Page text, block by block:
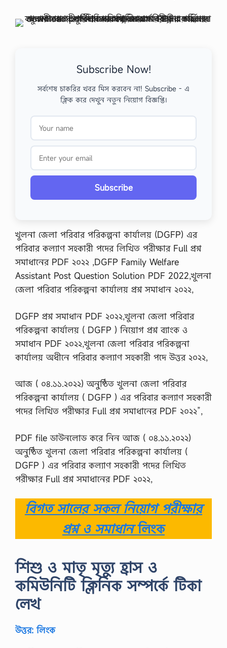
Subscribe Now!
সর্বশেষ চাকরির খবর মিস করবেন না! Subscribe - এ
ক্লিক করে দেখুন নতুন নিয়োগ বিজ্ঞপ্তি।
Subscribe
খুলনা জেলা পরিবার পরিকল্পনা কার্যালয় (DGFP) এর
পরিবার কল্যাণ সহকারী পদের লিখিত পরীক্ষার Full প্রশ্ন
সমাধানের PDF ২০২২ ,DGFP Family Welfare
Assistant Post Question Solution PDF 2022,খুলনা
জেলা পরিবার পরিকল্পনা কার্যালয় প্রশ্ন সমাধান ২০২২,
DGFP প্রশ্ন সমাধান PDF ২০২২,খুলনা জেলা পরিবার
পরিকল্পনা কার্যালয় ( DGFP ) নিয়োগ প্রশ্ন ব্যাংক ও
সমাধান PDF ২০২২,খুলনা জেলা পরিবার পরিকল্পনা
কার্যালয় অধীনে পরিবার কল্যাণ সহকারী পদে উত্তর ২০২২,
আজ ( ০৪.১১.২০২২) অনুষ্ঠিত খুলনা জেলা পরিবার
পরিকল্পনা কার্যালয় ( DGFP ) এর পরিবার কল্যাণ সহকারী
পদের লিখিত পরীক্ষার Full প্রশ্ন সমাধানের PDF ২০২২”,
PDF file ডাউনলোড করে নিন আজ ( ০৪.১১.২০২২)
অনুষ্ঠিত খুলনা জেলা পরিবার পরিকল্পনা কার্যালয় (
DGFP ) এর পরিবার কল্যাণ সহকারী পদের লিখিত
পরীক্ষার Full প্রশ্ন সমাধানের PDF ২০২২,
বিগত সালের সকল নিয়োগ পরীক্ষার
প্রশ্ন ও সমাধানলিংক
শিশু ও মাতৃ মৃত্যু হ্রাস ও
কমিউনিটি ক্লিনিক সম্পর্কে টিকা
লেখ
উত্তর: লিংক